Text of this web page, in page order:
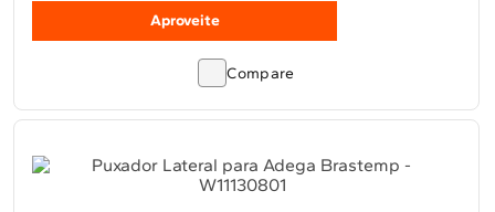
Aproveite
Compare